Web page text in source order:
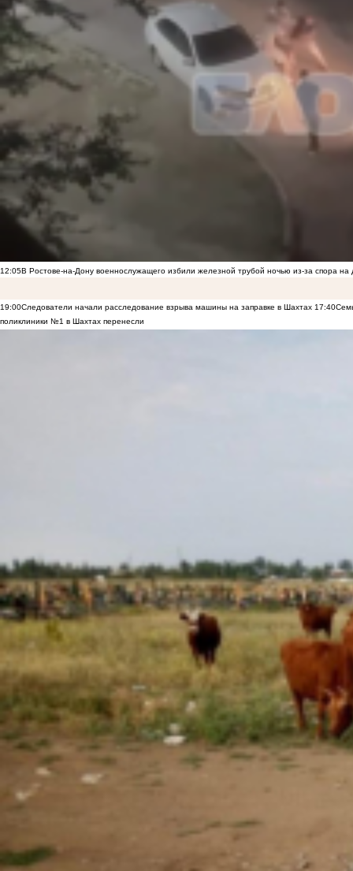
12:05В Ростове-на-Дону военнослужащего избили железной трубой ночью из-за спора на
19:00Следователи начали расследование взрыва машины на заправке в Шахтах 17:40
поликлиники №1 в Шахтах перенесли